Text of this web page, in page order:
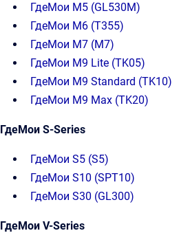
ГдеМои M5 (GL530M)
ГдеМои M6 (T355)
ГдеМои M7 (M7)
ГдеМои М9 Lite (TK05)
ГдеМои М9 Standard (TK10)
ГдеМои М9 Max (TK20)
ГдеМои S-Series
ГдеМои S5 (S5)
ГдеМои S10 (SPT10)
ГдеМои S30 (GL300)
ГдеМои V-Series